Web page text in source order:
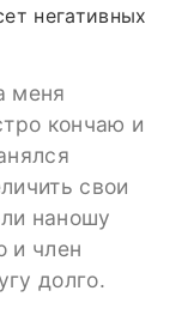
негативных
меня
кончаю и
свои
наношу
и член
долго.